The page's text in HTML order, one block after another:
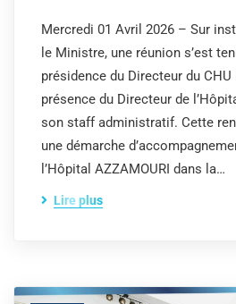
Mercredi 01 Avril 2026 – Sur
le Ministre, une réunion s’est
présidence du Directeur du CHU
présence du Directeur de
son staff administratif. Cette
une démarche
l’Hôpital AZZAMOURI dans la…
Lire plus